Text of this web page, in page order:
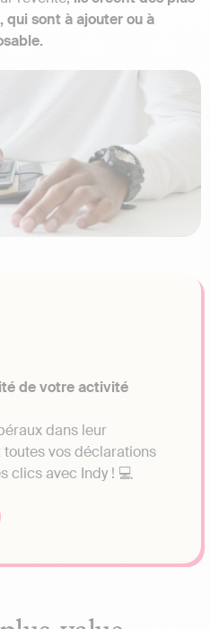
qui sont à ajouter ou à
de votre activité
dans leur
vos déclarations
clics avec Indy ! 💻